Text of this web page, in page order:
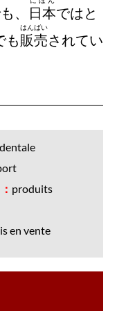
、 日本ではと
も販売
はんばい
されてい
： produits
en vente